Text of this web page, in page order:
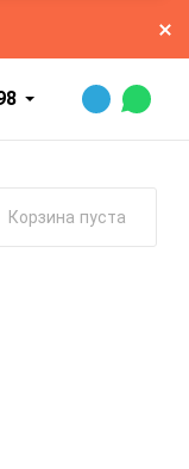
Корзина пуста